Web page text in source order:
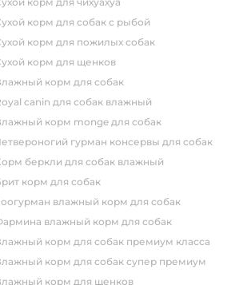
сухой корм для собак с рыбой
сухой корм для пожилых собак
сухой корм для щенков
влажный корм для собак
royal canin для собак влажный
влажный корм monge для собак
четвероногий гурман консервы для собак
корм беркли для собак влажный
брит корм для собак
зоогурман влажный корм для собак
фармина влажный корм для собак
влажный корм для собак премиум класса
влажный корм для собак супер премиум
влажный корм для щенков